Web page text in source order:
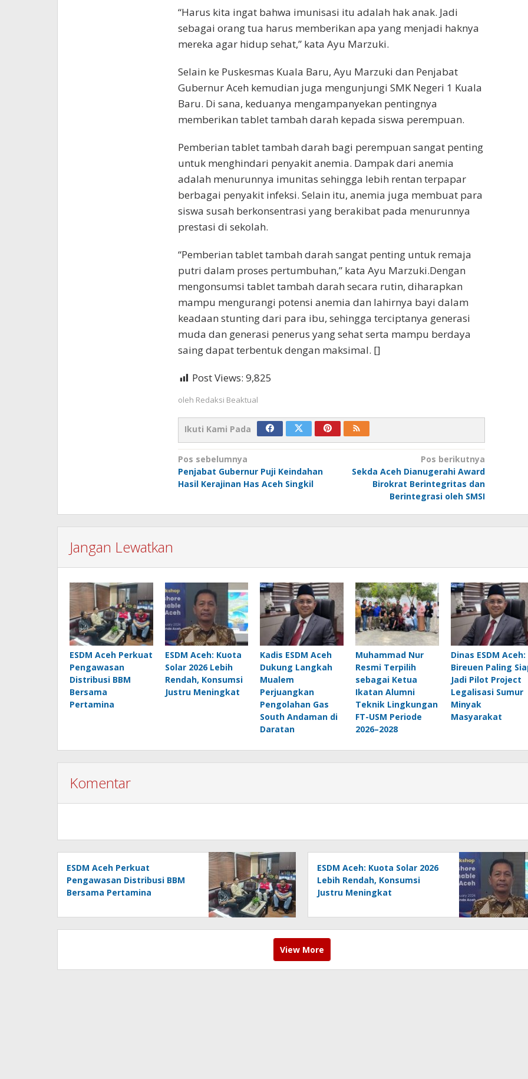
“Harus kita ingat bahwa imunisasi itu adalah hak anak. Jadi
sebagai orang tua harus memberikan apa yang menjadi haknya
mereka agar hidup sehat,” kata Ayu Marzuki.
Selain ke Puskesmas Kuala Baru, Ayu Marzuki dan Penjabat
Gubernur Aceh kemudian juga mengunjungi SMK Negeri 1 Kuala
Baru. Di sana, keduanya mengampanyekan pentingnya
memberikan tablet tambah darah kepada siswa perempuan.
Pemberian tablet tambah darah bagi perempuan sangat penting
untuk menghindari penyakit anemia. Dampak dari anemia
adalah menurunnya imunitas sehingga lebih rentan terpapar
berbagai penyakit infeksi. Selain itu, anemia juga membuat para
siswa susah berkonsentrasi yang berakibat pada menurunnya
prestasi di sekolah.
“Pemberian tablet tambah darah sangat penting untuk remaja
putri dalam proses pertumbuhan,” kata Ayu Marzuki.Dengan
mengonsumsi tablet tambah darah secara rutin, diharapkan
mampu mengurangi potensi anemia dan lahirnya bayi dalam
keadaan stunting dari para ibu, sehingga terciptanya generasi
muda dan generasi penerus yang sehat serta mampu berdaya
saing dapat terbentuk dengan maksimal. []
Post Views: 9,825
oleh Redaksi Beaktual
Ikuti Kami Pada
Navigasi
pos
Pos sebelumnya
Penjabat Gubernur Puji Keindahan
Hasil Kerajinan Has Aceh Singkil
Pos berikutnya
Sekda Aceh Dianugerahi Award
Birokrat Berintegritas dan
Berintegrasi oleh SMSI
Jangan Lewatkan
ESDM Aceh Perkuat
Pengawasan
Distribusi BBM
Bersama
Pertamina
ESDM Aceh: Kuota
Solar 2026 Lebih
Rendah, Konsumsi
Justru Meningkat
Kadis ESDM Aceh
Dukung Langkah
Mualem
Perjuangkan
Pengolahan Gas
South Andaman di
Daratan
Muhammad Nur
Resmi Terpilih
sebagai Ketua
Ikatan Alumni
Teknik Lingkungan
FT-USM Periode
2026–2028
Dinas ESDM Aceh:
Bireuen Paling
Jadi Pilot Project
Legalisasi Sumur
Minyak
Masyarakat
Komentar
ESDM Aceh Perkuat
Pengawasan Distribusi BBM
Bersama Pertamina
ESDM Aceh: Kuota Solar 2026
Lebih Rendah, Konsumsi
Justru Meningkat
View More